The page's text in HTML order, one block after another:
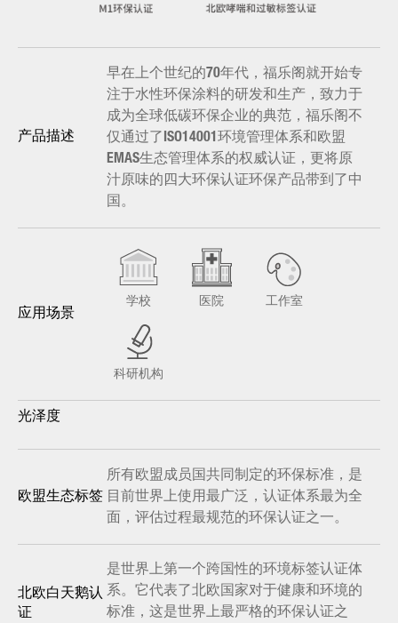
产品描述
早在上个世纪的70年代，福乐阁就开始专
注于水性环保涂料的研发和生产，致力于
成为全球低碳环保企业的典范，福乐阁不
仅通过了ISO14001环境管理体系和欧盟
EMAS生态管理体系的权威认证，更将原
汁原味的四大环保认证环保产品带到了中
国。
应用场景
学校 医院 工作室
科研机构
光泽度
欧盟生态标签
所有欧盟成员国共同制定的环保标准，是
目前世界上使用最广泛，认证体系最为全
面，评估过程最规范的环保认证之一。
北欧白天鹅认
证
是世界上第一个跨国性的环境标签认证体
系。它代表了北欧国家对于健康和环境的
标准，这是世界上最严格的环保认证之